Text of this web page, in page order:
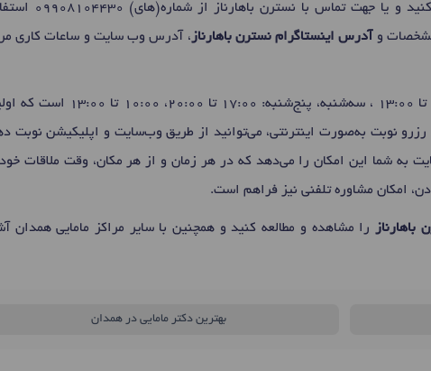
و یا جهت تماس با نسترن باهارناز از شماره(های) 09908104430
و آدرس اینستاگرام نسترن باهارناز ، آدرس وب سایت و ساعات کاری
روزهای حضور شنبه، یکشنبه، دوشنبه، چهارشنبه: 10:00 تا 13:00 ، سه‌شنبه، پنج‌شنبه: 17:00 تا 20:00،
نوبت به‌صورت اینترنتی، می‌توانید از طریق وب‌سایت و اپلیکیشن نوبت
به شما این امکان را می‌دهد که در هر زمان و از هر مکان، وقت ملاقات خود
امکان مشاوره تلفنی نیز فراهم است.
را مشاهده و مطالعه کنید و همچنین با سایر مراکز مامایی همدان
بهترین دکتر مامایی در همدان